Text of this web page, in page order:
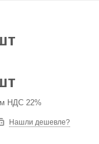
НДС 22%
Нашли дешевле?